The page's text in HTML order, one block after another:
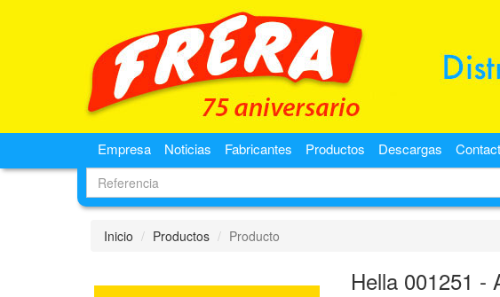
Empresa Noticias Fabricantes Productos Descargas
Inicio Productos Producto
Hella 001251 -